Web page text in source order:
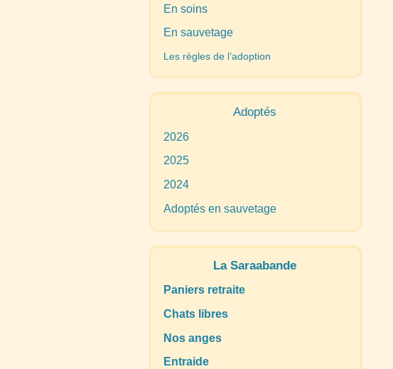
En soins
En sauvetage
Les règles de l’adoption
Adoptés
2026
2025
2024
Adoptés en sauvetage
La Saraabande
Paniers retraite
Chats libres
Nos anges
Entraide